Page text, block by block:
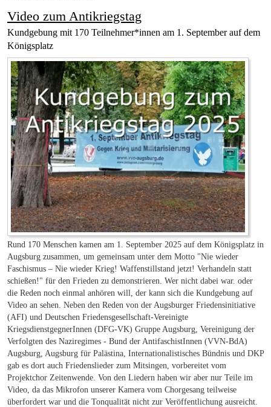
Video zum Antikriegstag
Kundgebung mit 170 Teilnehmer*innen am 1. September auf dem
Königsplatz
Rund 170 Menschen kamen am 1. September 2025 auf dem Königsplatz in
Augsburg zusammen, um gemeinsam unter dem Motto "Nie wieder
Faschismus – Nie wieder Krieg! Waffenstillstand jetzt! Verhandeln statt
schießen!" für den Frieden zu demonstrieren. Wer nicht dabei war. oder
die Reden noch einmal anhören will, der kann sich die Kundgebung auf
Video an sehen. Neben den Reden von der Augsburger Friedensinitiative
(AFI) und Deutschen Friedensgesellschaft-Vereinigte
KriegsdienstgegnerInnen (DFG-VK) Gruppe Augsburg, Vereinigung der
Verfolgten des Naziregimes - Bund der AntifaschistInnen (VVN-BdA)
Augsburg, Augsburg für Palästina, Internationalistisches Bündnis und DKP
gab es dort auch Friedenslieder zum Mitsingen, vorbereitet vom
Projektchor Zeitenwende. Von den Liedern haben wir aber nur Teile im
Video, da das Mikrofon unserer Kamera vom Chorgesang teilweise
überfordert war und die Tonqualität nicht zur Veröffentlichung ausreicht.